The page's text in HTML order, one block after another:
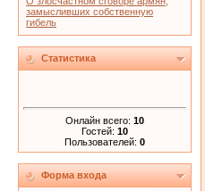
замысливших собственную
гибель
Статистика
Онлайн всего: 10
Гостей: 10
Пользователей: 0
Форма входа